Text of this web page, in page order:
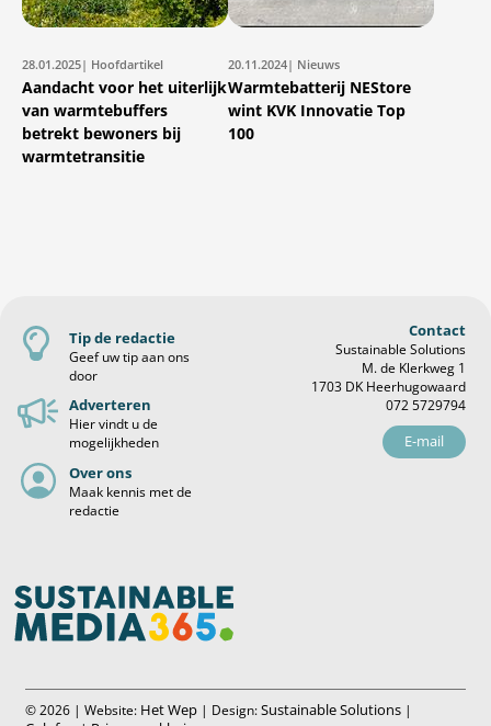
28.01.2025| Hoofdartikel
Aandacht voor het uiterlijk
van warmtebuffers
betrekt bewoners bij
warmtetransitie
20.11.2024| Nieuws
Warmtebatterij NEStore
wint KVK Innovatie Top
100
Tip de redactie
Geef uw tip aan ons
door
Adverteren
Hier vindt u de
mogelijkheden
Over ons
Maak kennis met de
redactie
Contact
Sustainable Solutions
M. de Klerkweg 1
1703 DK Heerhugowaard
072 5729794
E-mail
© 2026 | Website: Het Wep | Design:Sustainable Solutions |